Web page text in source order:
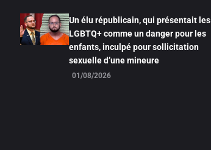
Un élu républicain, qui présentait les
LGBTQ+ comme un danger pour les
enfants, inculpé pour sollicitation
sexuelle d’une mineure
01/08/2026